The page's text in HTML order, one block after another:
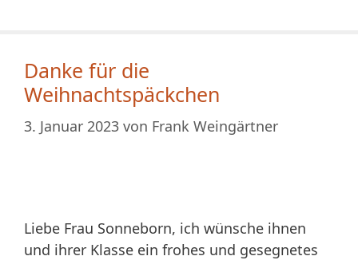
Danke für die
Weihnachtspäckchen
3. Januar 2023 von Frank Weingärtner
Liebe Frau Sonneborn, ich wünsche ihnen
und ihrer Klasse ein frohes und gesegnetes